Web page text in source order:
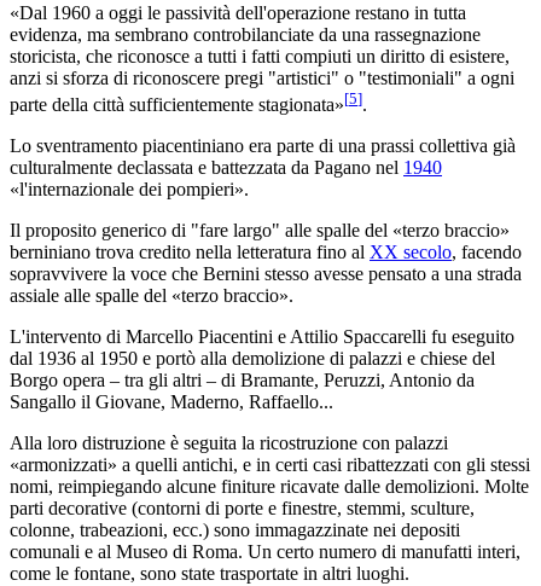
«Dal 1960 a oggi le passività dell'operazione restano in tutta
evidenza, ma sembrano controbilanciate da una rassegnazione
storicista, che riconosce a tutti i fatti compiuti un diritto di esistere,
anzi si sforza di riconoscere pregi "artistici" o "testimoniali" a ogni
parte della città sufficientemente stagionata»[5].
Lo sventramento piacentiniano era parte di una prassi collettiva già
culturalmente declassata e battezzata da Pagano nel 1940
«l'internazionale dei pompieri».
Il proposito generico di "fare largo" alle spalle del «terzo braccio»
berniniano trova credito nella letteratura fino al XX secolo, facendo
sopravvivere la voce che Bernini stesso avesse pensato a una strada
assiale alle spalle del «terzo braccio».
L'intervento di Marcello Piacentini e Attilio Spaccarelli fu eseguito
dal 1936 al 1950 e portò alla demolizione di palazzi e chiese del
Borgo opera – tra gli altri – di Bramante, Peruzzi, Antonio da
Sangallo il Giovane, Maderno, Raffaello...
Alla loro distruzione è seguita la ricostruzione con palazzi
«armonizzati» a quelli antichi, e in certi casi ribattezzati con gli stessi
nomi, reimpiegando alcune finiture ricavate dalle demolizioni. Molte
parti decorative (contorni di porte e finestre, stemmi, sculture,
colonne, trabeazioni, ecc.) sono immagazzinate nei depositi
comunali e al Museo di Roma. Un certo numero di manufatti interi,
come le fontane, sono state trasportate in altri luoghi.